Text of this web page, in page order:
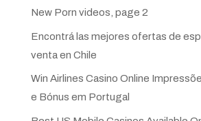
New Porn videos, page 2
Encontrá las mejores ofertas de
venta en Chile
Win Airlines Casino Online
e Bónus em Portugal